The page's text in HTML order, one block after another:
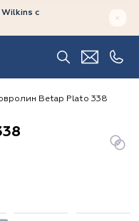
с
Betap Plato 338